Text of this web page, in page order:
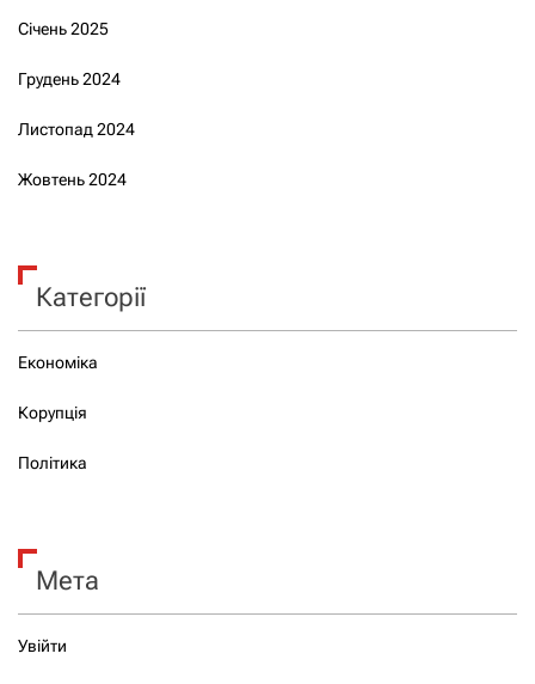
Січень 2025
Грудень 2024
Листопад 2024
Жовтень 2024
Категорії
Економіка
Корупція
Політика
Мета
Увійти